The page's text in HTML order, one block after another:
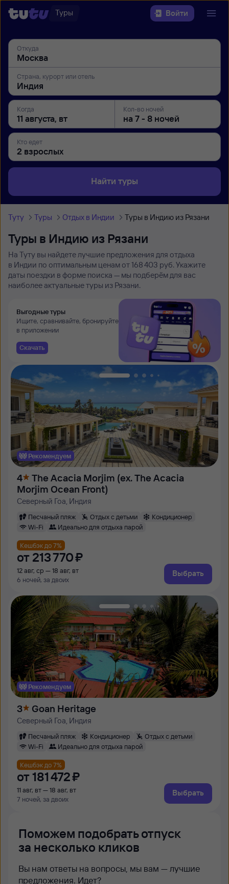
Туры Войти
Откуда
Страна, курорт или отель
Когда Кол-во ночей
Кто едет
Найти туры
Туту Туры Отдых в Индии Туры в Индию из Рязани
Туры в Индию из Рязани
На Туту вы найдете лучшие предложения для отдыха
в Индии по оптимальным ценам от 168 ⁠403 руб. Укажите
даты поездки в форме поиска — мы подберём для вас
наиболее актуальные туры из Рязани.
Выгодные туры
Ищите, сравнивайте, бронируйте
в приложении
Скачать
Рекомендуем
4
The Acacia Morjim (ex. The Acacia
Morjim Ocean Front)
Северный Гоа, Индия
Песчаный пляж Отдых с детьми
Кондиционер
Wi-Fi
Идеально для отдыха парой
Кешбэк до 7%
от 213 ⁠770 ⁠₽
12 авг, ср — 18 авг, вт
6 ночей, за двоих
Выбрать
Рекомендуем
3 Goan Heritage
Северный Гоа, Индия
Песчаный пляж Кондиционер
Отдых с детьми
Wi-Fi
Идеально для отдыха парой
Кешбэк до 7%
от 181 ⁠472 ⁠₽
11 авг, вт — 18 авг, вт
7 ночей, за двоих
Выбрать
Поможем подобрать отпуск
за несколько кликов
Вы нам ответы на вопросы, мы вам — лучшие
предложения. Идет?